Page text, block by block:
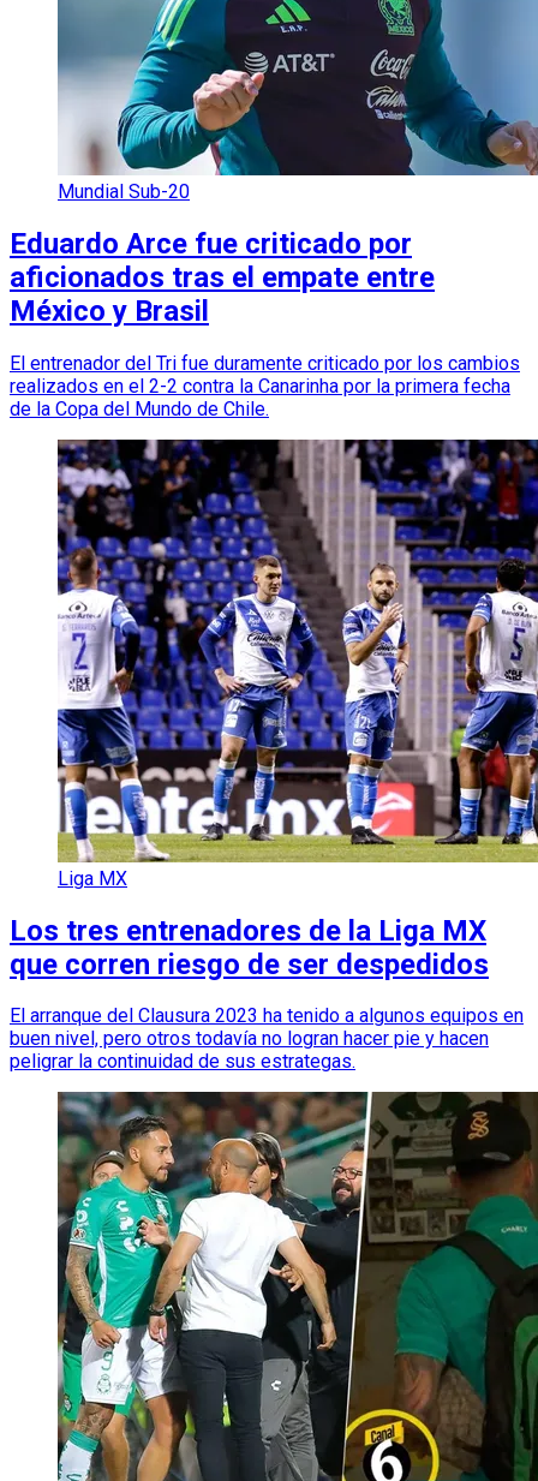
Mundial Sub-20
Eduardo Arce fue criticado por
aficionados tras el empate entre
México y Brasil
El entrenador del Tri fue duramente criticado por los cambios
realizados en el 2-2 contra la Canarinha por la primera fecha
de la Copa del Mundo de Chile.
Liga MX
Los tres entrenadores de la Liga MX
que corren riesgo de ser despedidos
El arranque del Clausura 2023 ha tenido a algunos equipos en
buen nivel, pero otros todavía no logran hacer pie y hacen
peligrar la continuidad de sus estrategas.